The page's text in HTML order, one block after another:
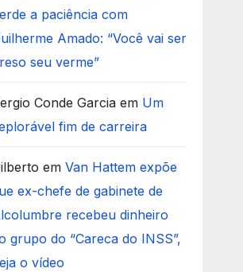
a paciência com
Amado: “Você vai ser
seu verme”
Conde Garciaem Um
fim de carreira
em Van Hattem expõe
ex-chefe de gabinete de
recebeu dinheiro
grupo do “Careca do INSS”,
o vídeo